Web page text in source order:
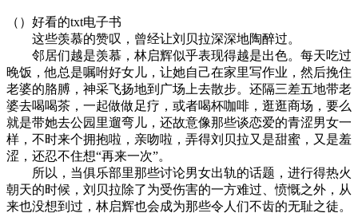
（）好看的txt电子书
这些羡慕的赞叹，曾经让刘贝拉深深地陶醉过。
邻居们越是羡慕，林启辉似乎表现得越是出色。每天吃过
晚饭，他总是嘱咐好女儿，让她自己在家里写作业，然后挽住
老婆的胳膊，神采飞扬地到广场上去散步。还隔三差五地带老
婆去喝喝茶，一起做做足疗，或者喝杯咖啡，逛逛商场，要么
就是带她去公园里遛弯儿，还故意像那些谈恋爱的青涩男女一
样，不时来个拥抱啦，亲吻啦，弄得刘贝拉又是甜蜜，又是羞
涩，还忍不住想“再来一次”。
所以，当俱乐部里那些讨论男女出轨的话题，进行得热火
朝天的时候，刘贝拉除了为受伤害的一方难过、愤慨之外，从
来也没想到过，林启辉也会成为那些令人们不齿的无耻之徒。